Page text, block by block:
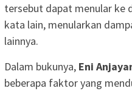
tersebut dapat menular ke
kata lain, menularkan
lainnya.
Dalam bukunya, Eni
beberapa faktor yang